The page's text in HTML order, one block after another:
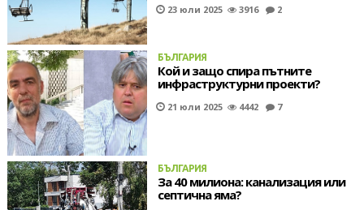
23 юли 2025 3916 2
БЪЛГАРИЯ
Кой и защо спира пътните
инфраструктурни проекти?
21 юли 2025 4442 7
БЪЛГАРИЯ
За 40 милиона: канализация или
септична яма?